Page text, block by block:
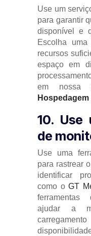
Use um
para garantir
disponível e
Escolha uma
recursos
espaço em
em nossa
10. Use
de
Use uma
para rastrear
identificar
como oGT
ajudar a